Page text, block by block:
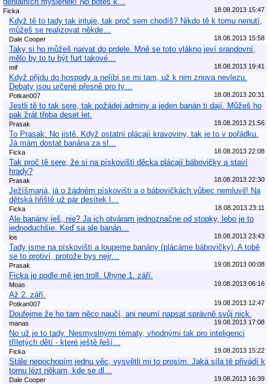
Ficka 18.08.2013 15:47
Když tě to tady tak irituje, tak proč sem chodíš? Nikdo tě k tomu nenutí,
můžeš se realizovat někde…
Dale Cooper 18.08.2013 15:58
Taky si ho můžeš narvat do prdele. Mně se toto vlákno jeví srandovní,
mělo by to tu být furt takové…
mif 18.08.2013 19:41
Když přijdu do hospody a nelíbí se mi tam, už k nim znova nevlezu.
Debaty jsou určené přesně pro ty…
Potkan007 18.08.2013 20:31
Jestli tě to tak sere, tak požádej adminy a jeden banán ti dají. Můžeš ho
pak žrát třeba deset let.
Prasak 18.08.2013 21:56
To Prasak: No jistě. Když ostatní plácají kravoviny, tak je to v pořádku.
Já mám dostat banána za sl…
Ficka 18.08.2013 22:08
Tak proč tě sere, že si na pískovišti děcka plácají bábovičky a staví
hrady?
Prasak 18.08.2013 22:30
Ježíšmarjá, já o žádném pískovišti a o bábovičkách vůbec nemluvil! Na
dětská hřiště už pár desítek l…
Ficka 18.08.2013 23:11
Ale banány ješ, nie? Ja ich otváram jednoznačne od stopky, lebo je to
jednoduchšie. Keď sa ale banán…
los 18.08.2013 23:43
Tady jsme na pískovišti a loupeme banány (plácáme bábovičky). A tobě
se to protiví, protože bys nejr…
Prasak 19.08.2013 00:08
Ficka je podle mě jen troll. Uhyne 1. září.
Moas 19.08.2013 06:16
Až 2. září.
Potkan007 19.08.2013 12:47
Doufejme že ho tam něco naučí, ani neumí napsat správně svůj nick.
manas 19.08.2013 17:08
No už je to tady. Nesmyslnými tématy, vhodnými tak pro inteligenci
tříletých dětí - které ještě řeší…
Ficka 19.08.2013 15:22
Stále nepochopím jednu věc, vysvětli mi to prosím. Jaká síla tě přivádí k
tomu lézt někam, kde se dl…
Dale Cooper 19.08.2013 16:39